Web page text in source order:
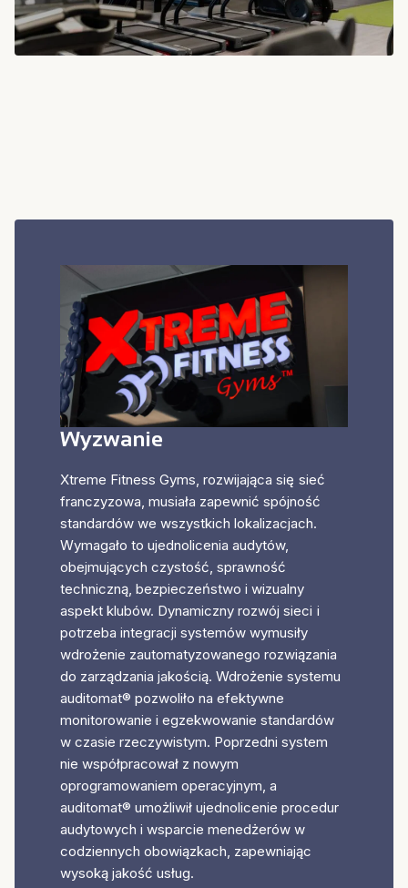
Wyzwanie
Xtreme Fitness Gyms, rozwijająca się sieć
franczyzowa, musiała zapewnić spójność
standardów we wszystkich lokalizacjach.
Wymagało to ujednolicenia audytów,
obejmujących czystość, sprawność
techniczną, bezpieczeństwo i wizualny
aspekt klubów. Dynamiczny rozwój sieci i
potrzeba integracji systemów wymusiły
wdrożenie zautomatyzowanego rozwiązania
do zarządzania jakością. Wdrożenie systemu
auditomat® pozwoliło na efektywne
monitorowanie i egzekwowanie standardów
w czasie rzeczywistym. Poprzedni system
nie współpracował z nowym
oprogramowaniem operacyjnym, a
auditomat® umożliwił ujednolicenie procedur
audytowych i wsparcie menedżerów w
codziennych obowiązkach, zapewniając
wysoką jakość usług.